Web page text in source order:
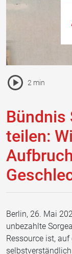
Vorlesen
Pause Icon
2 min
Bündnis
teilen:
Berlin, 26. Mai
unbezahlte
Ressource ist,